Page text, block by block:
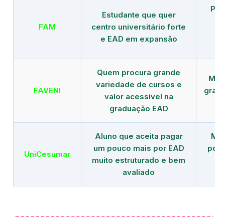
FAM
Estudante que quer
centro universitário forte
e EAD em expansão
FAVENI
Quem procura grande
variedade de cursos e
valor acessível na
graduação EAD
UniCesumar
Aluno que aceita pagar
um pouco mais por EAD
muito estruturado e bem
avaliado